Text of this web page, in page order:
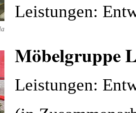
Leistungen:
Möbelgruppe
Leistungen: